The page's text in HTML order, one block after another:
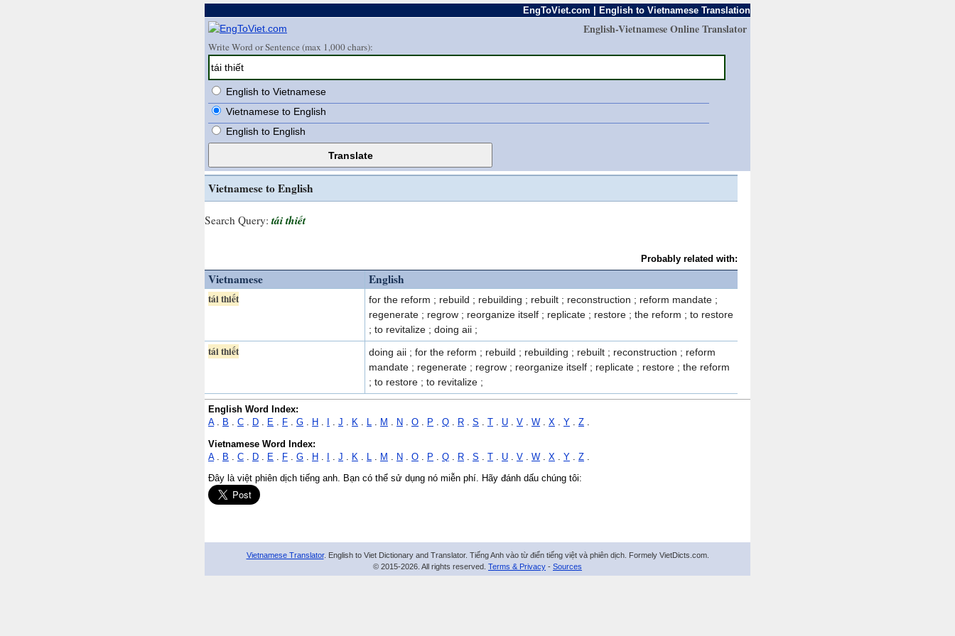
EngToViet.com | English to Vietnamese Translation
English-Vietnamese Online Translator
Write Word or Sentence (max 1,000 chars):
English to Vietnamese
Vietnamese to English
English to English
Vietnamese to English
Search Query: tái thiết
Probably related with:
Vietnamese English
tái thiết
for the reform ; rebuild ; rebuilding ; rebuilt ; reconstruction ; reform mandate ;
regenerate ; regrow ; reorganize itself ; replicate ; restore ; the reform ; to restore
; to revitalize ; doing aii ;
tái thiết
doing aii ; for the reform ; rebuild ; rebuilding ; rebuilt ; reconstruction ; reform
mandate ; regenerate ; regrow ; reorganize itself ; replicate ; restore ; the reform
; to restore ; to revitalize ;
English Word Index:
A. B . C . D . E . F . G . H . . J . K . L . M . N . O . P . Q . R . S . . U . V . W . X . Y . Z .
Vietnamese Word Index:
A. B C D E F G H J K M N O P Q R S T U V W X Y Z
Đây là việt phiên dịch tiếng anh. Bạn có thể sử dụng nó miễn phí. Hãy đánh dấu chúng tôi:
Vietnamese Translator. English to Viet Dictionary and Translator. Tiếng Anh vào từ điển tiếng việt và phiên dịch. Formely VietDicts.com.
© 2015-2026. All rights reserved. Terms & Privacy - Sources